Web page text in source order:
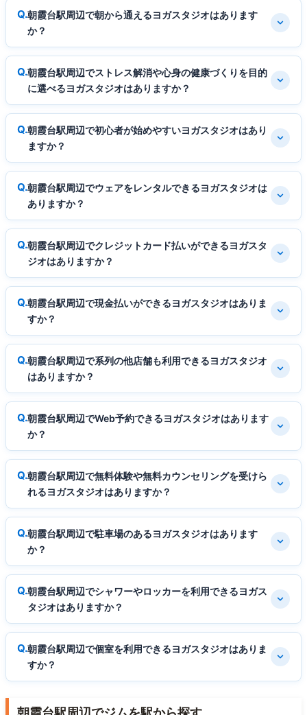
朝霞台駅周辺で朝から通えるヨガスタジオはあります
か？
朝霞台駅周辺でストレス解消や心身の健康づくりを目的
に選べるヨガスタジオはありますか？
朝霞台駅周辺で初心者が始めやすいヨガスタジオはあり
ますか？
朝霞台駅周辺でウェアをレンタルできるヨガスタジオは
ありますか？
朝霞台駅周辺でクレジットカード払いができるヨガスタ
ジオはありますか？
朝霞台駅周辺で現金払いができるヨガスタジオはありま
すか？
朝霞台駅周辺で系列の他店舗も利用できるヨガスタジオ
はありますか？
朝霞台駅周辺でWeb予約できるヨガスタジオはあります
か？
朝霞台駅周辺で無料体験や無料カウンセリングを受けら
れるヨガスタジオはありますか？
朝霞台駅周辺で駐車場のあるヨガスタジオはあります
か？
朝霞台駅周辺でシャワーやロッカーを利用できるヨガス
タジオはありますか？
朝霞台駅周辺で個室を利用できるヨガスタジオはありま
すか？